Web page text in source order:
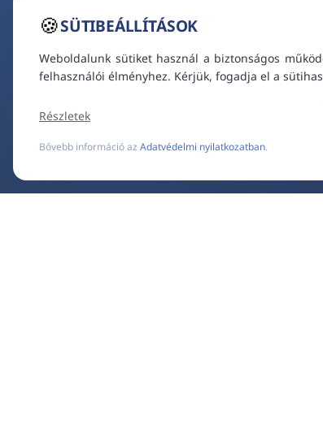
🍪SÜTIBEÁLLÍTÁSOK
Weboldalunk sütiket használ a biztonságos
felhasználói élményhez. Kérjük, fogadja el a
Részletek
Bővebb információ az Adatvédelmi nyilatkozatban.